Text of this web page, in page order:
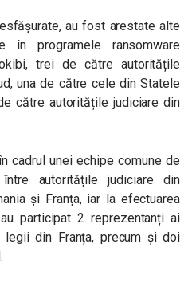
au fost arestate alte
în programele ransomware
trei de către autoritățile
una de către cele din Statele
către autoritățile judiciare din
cadrul unei echipe comune de
autoritățile judiciare din
și Franța, iar la efectuarea
participat 2 reprezentanți ai
din Franța, precum și doi